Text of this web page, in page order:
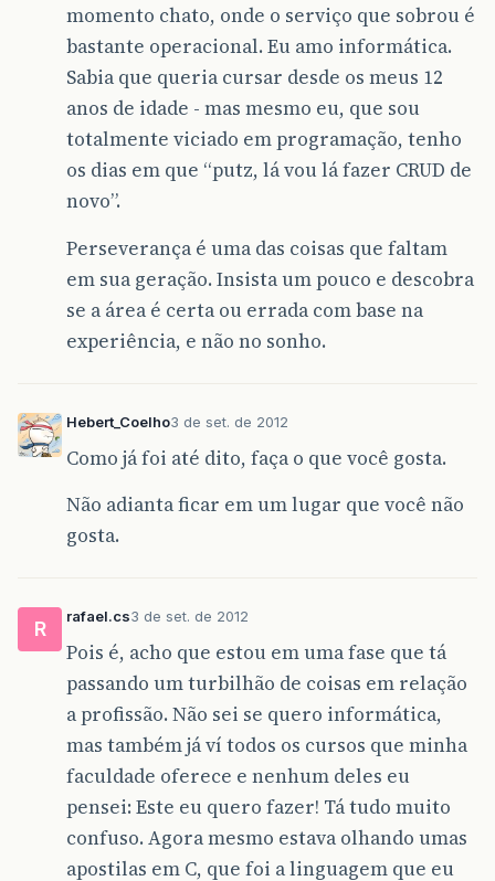
momento chato, onde o serviço que sobrou é
bastante operacional. Eu amo informática.
Sabia que queria cursar desde os meus 12
anos de idade - mas mesmo eu, que sou
totalmente viciado em programação, tenho
os dias em que “putz, lá vou lá fazer CRUD de
novo”.
Perseverança é uma das coisas que faltam
em sua geração. Insista um pouco e descobra
se a área é certa ou errada com base na
experiência, e não no sonho.
Hebert_Coelho3 de set. de 2012
Como já foi até dito, faça o que você gosta.
Não adianta ficar em um lugar que você não
gosta.
R
rafael.cs3 de set. de 2012
Pois é, acho que estou em uma fase que tá
passando um turbilhão de coisas em relação
a profissão. Não sei se quero informática,
mas também já ví todos os cursos que minha
faculdade oferece e nenhum deles eu
pensei: Este eu quero fazer! Tá tudo muito
confuso. Agora mesmo estava olhando umas
apostilas em C, que foi a linguagem que eu